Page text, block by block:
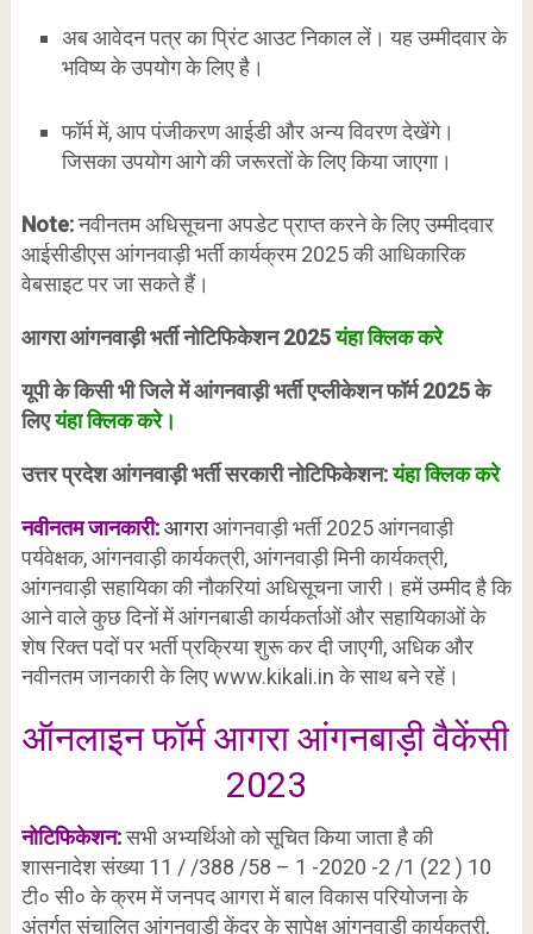
अब आवेदन पत्र का प्रिंट आउट निकाल लें। यह उम्मीदवार के
भविष्य के उपयोग के लिए है।
फॉर्म में, आप पंजीकरण आईडी और अन्य विवरण देखेंगे।
जिसका उपयोग आगे की जरूरतों के लिए किया जाएगा।
Note:नवीनतम अधिसूचना अपडेट प्राप्त करने के लिए उम्मीदवार
आईसीडीएस आंगनवाड़ी भर्ती कार्यक्रम 2025 की आधिकारिक
वेबसाइट पर जा सकते हैं।
आगरा आंगनवाड़ी भर्ती नोटिफिकेशन 2025यंहा क्लिक करे
यूपी के किसी भी जिले में आंगनवाड़ी भर्ती एप्लीकेशन फॉर्म 2025 के
लिएयंहा क्लिक करे।
उत्तर प्रदेश आंगनवाड़ी भर्ती सरकारी नोटिफिकेशन:यंहा क्लिक करे
नवीनतम जानकारी: आगराआंगनवाड़ी भर्ती 2025 आंगनवाड़ी
पर्यवेक्षक, आंगनवाड़ी कार्यकत्री, आंगनवाड़ी मिनी कार्यकत्री,
आंगनवाड़ी सहायिका की नौकरियां अधिसूचना जारी। हमें उम्मीद है कि
आने वाले कुछ दिनों में आंगनबाडी कार्यकर्ताओं और सहायिकाओं के
शेष रिक्त पदों पर भर्ती प्रक्रिया शुरू कर दी जाएगी, अधिक और
नवीनतम जानकारी के लिए www.kikali.in के साथ बने रहें।
ऑनलाइन फॉर्म आगरा आंगनबाड़ी वैकेंसी
2023
नोटिफिकेशन:सभी अभ्यर्थिओ को सूचित किया जाता है की
शासनादेश संख्या 11 / /388 /58 – 1 -2020 -2 /1 (22 ) 10
टी० सी० के क्रम में जनपद आगरा में बाल विकास परियोजना के
अंतर्गत संचालित आंगनवाड़ी केंद्र के सापेक्ष आंगनवाड़ी कार्यकत्री,